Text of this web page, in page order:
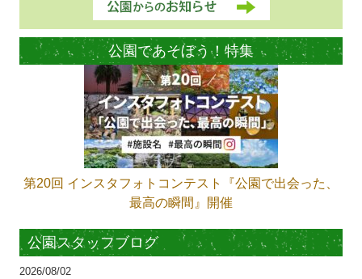
公園であそぼう！特集
第20回 インスタフォトコンテスト『公園で出会った、
最高の瞬間』開催
公園スタッフブログ
2026/08/02